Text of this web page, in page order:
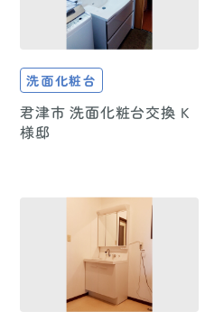
洗面化粧台
君津市 洗面化粧台交換 K
様邸